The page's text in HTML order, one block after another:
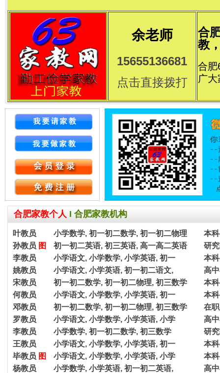
余老师
15655136681
点击直接拨打
合
教
合肥
广
合肥家教个人 I 合肥家教机构
叶教员 小学数学, 初一初二数学, 初一初二物理
本
孙教员 图 初一初二英语, 初三英语, 高一高二英语
研
李教员
小学语文, 小学数学, 小学英语, 初一
本
姚教员
小学语文, 小学英语, 初一初二语文,
高
宋教员
初一初二数学, 初一初二物理, 初三数学
本
何教员
小学语文, 小学数学, 小学英语, 初一
本
邓教员
初一初二数学, 初一初二物理, 初三数学
在
罗教员
小学语文, 小学数学, 小学英语, 小学
高
李教员
小学数学, 初一初二数学, 初三数学
研
王教员
小学语文, 小学数学, 小学英语, 初一
本
毕教员 图 小学语文, 小学数学, 小学英语, 小学
本
杨教员
小学数学, 小学英语, 初一初二英语,
高